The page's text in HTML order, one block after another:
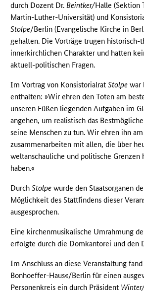
durch Dozent Dr.Beintker/Halle (Sektion
Martin-Luther-Universität) und
Stolpe/Berlin (Evangelische Kirche in
gehalten. Die Vorträge trugen historisch-
innerkirchlichen Charakter und hatten
aktuell-politischen Fragen.
Im Vortrag von KonsistorialratStolpe war
enthalten: »Wir ehren den Toten am
unseren Füßen liegenden Aufgaben im
angehen, um realistisch das
seine Menschen zu tun. Wir ehren ihn
zusammenarbeiten mit allen, die über
weltanschauliche und politische
haben.«
DurchStolpe wurde den Staatsorganen
Möglichkeit des Stattfindens dieser
ausgesprochen.
Eine kirchenmusikalische Umrahmung
erfolgte durch die Domkantorei und den
Im Anschluss an diese Veranstaltung
Bonhoeffer-Haus«/Berlin für einen
Personenkreis ein durch Präsident